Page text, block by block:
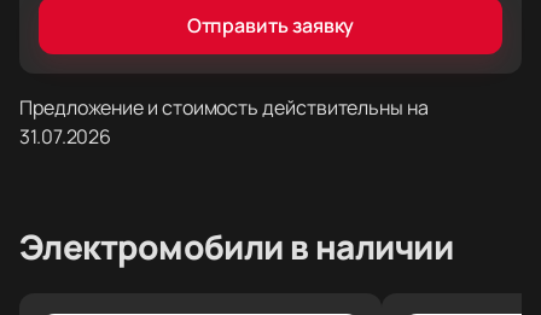
Отправить заявку
Предложение и стоимость действительны на
31.07.2026
Электромобили в наличии